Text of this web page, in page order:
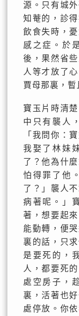
源。只有城
知菴的，診
飲食失時，
感之症。於
後，果然省
人等才放了
賈母那裏，暫
寶玉片時清
中只有襲人
「我問你：
我娶了林妹
了？他為什
怕得罪了他
了？」襲人
病著呢。」
著，想要起
能動轉，便
裏的話，只
是要死的，
人，都要死
處空房子，
裏，活著也
處停放。你